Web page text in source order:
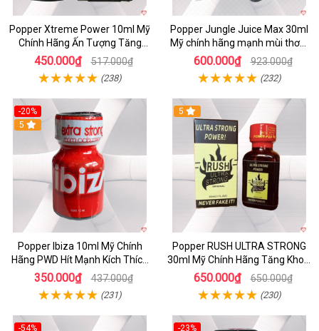
Popper Xtreme Power 10ml Mỹ
Chính Hãng Ấn Tượng Tăng
Khoái Cảm
450.000₫ 517.000₫
(238)
Popper Jungle Juice Max 30ml
Mỹ chính hãng mạnh mùi thơm
kích thích cảm xúc
600.000₫ 923.000₫
(232)
-20%
5
Popper Ibiza 10ml Mỹ Chính
Hãng PWD Hít Mạnh Kích Thích
Mua Ngay
350.000₫ 437.000₫
(231)
5
Popper RUSH ULTRA STRONG
30ml Mỹ Chính Hãng Tăng Khoái
Cảm
650.000₫ 650.000₫
(230)
-54%
-23%